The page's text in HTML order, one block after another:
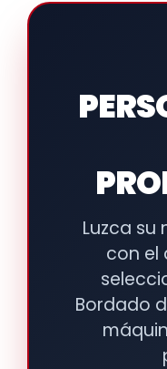
Luzca su
con el
Bordado